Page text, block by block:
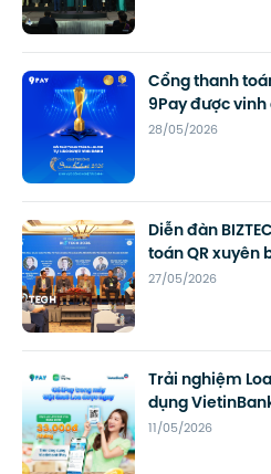
Cổng thanh
9Pay được
28/05/2026
Diễn đàn
toán QR xuyên
27/05/2026
Trải nghiệm
dụng
11/05/2026